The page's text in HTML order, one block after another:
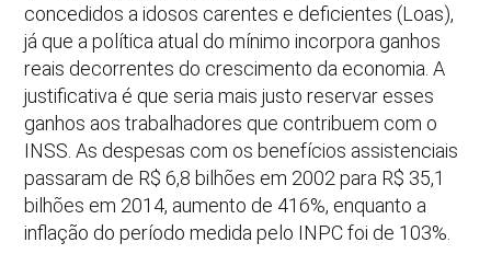
concedidos a idosos carentes e deficientes (Loas),
já que a política atual do mínimo incorpora ganhos
reais decorrentes do crescimento da economia. A
justificativa é que seria mais justo reservar esses
ganhos aos trabalhadores que contribuem com o
INSS. As despesas com os benefícios assistenciais
passaram de R$ 6,8 bilhões em 2002 para R$ 35,1
bilhões em 2014, aumento de 416%, enquanto a
inflação do período medida pelo INPC foi de 103%.